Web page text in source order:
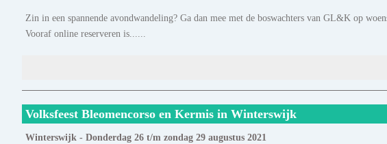
Zin in een spannende avondwandeling? Ga dan mee met de boswachters van GL&K op
Vooraf online reserveren is......
Volksfeest Bleomencorso en Kermis in Winterswijk
Winterswijk - Donderdag 26 t/m zondag 29 augustus 2021